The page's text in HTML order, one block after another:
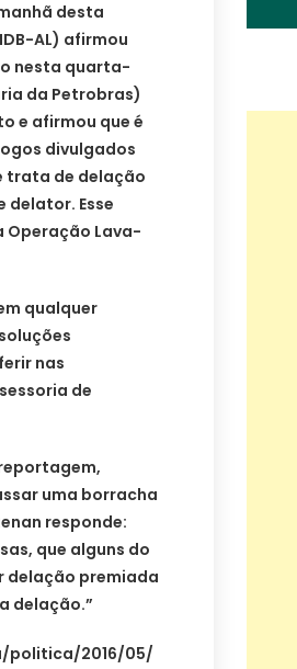
desta
AL) afirmou
nesta quarta-
da Petrobras)
e afirmou que é
divulgados
trata de delação
delator. Esse
Operação Lava-
qualquer
nas
de
uma borracha
responde:
que alguns do
delação premiada
delação.”
politica/2016/05/